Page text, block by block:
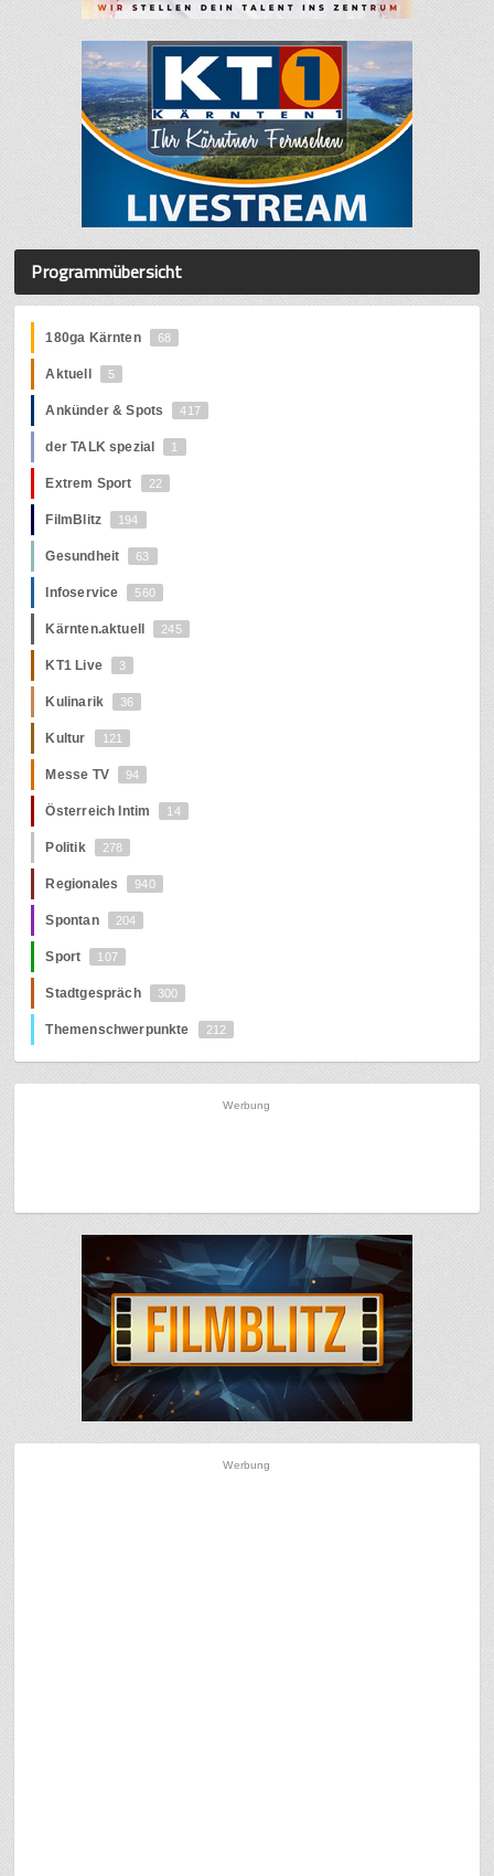
Programmübersicht
180ga Kärnten 68
Aktuell 5
Ankünder & Spots 417
der TALK spezial 1
Extrem Sport 22
FilmBlitz 194
Gesundheit 63
Infoservice 560
Kärnten.aktuell 245
KT1 Live 3
Kulinarik 36
Kultur 121
Messe TV 94
Österreich Intim 14
Politik 278
Regionales 940
Spontan 204
Sport 107
Stadtgespräch 300
Themenschwerpunkte 212
Werbung
Werbung